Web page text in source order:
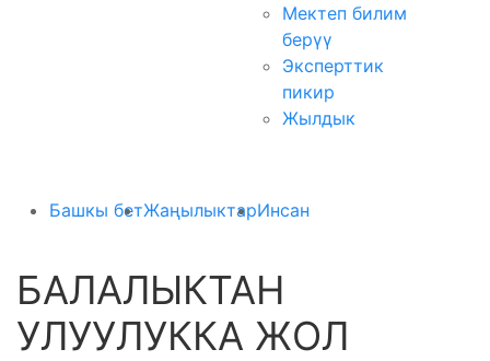
Мектеп билим
берүү
Эксперттик
пикир
Жылдык
Башкы бетЖаңылыктарИнсан
БАЛАЛЫКТАН
УЛУУЛУККА ЖОЛ